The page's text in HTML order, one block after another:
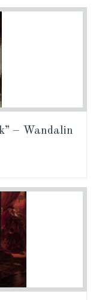
– Wandalin